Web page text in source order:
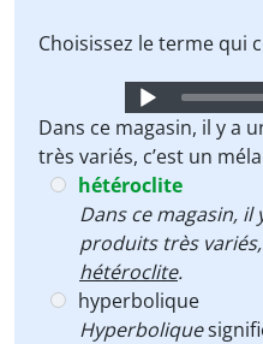
Choisissez le terme qui
Audio
Player
Dans ce magasin, il y a
très variés, c’est un
hétéroclite
Dans ce magasin, il
produits très
hétéroclite.
hyperbolique
Hyperbolique